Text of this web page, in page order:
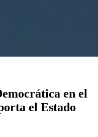
en el
el Estado